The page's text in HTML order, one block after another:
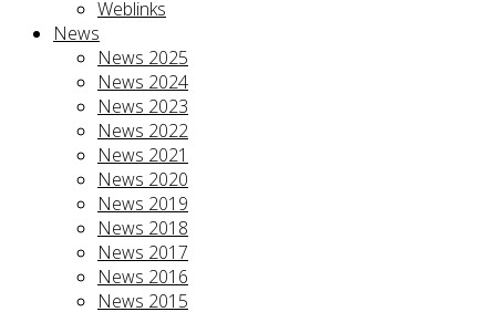
Weblinks
News
News 2025
News 2024
News 2023
News 2022
News 2021
News 2020
News 2019
News 2018
News 2017
News 2016
News 2015